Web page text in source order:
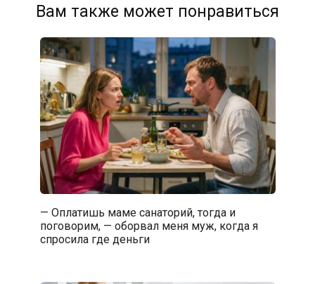
Вам также может понравиться
— Оплатишь маме санаторий, тогда и
поговорим, — оборвал меня муж, когда я
спросила где деньги